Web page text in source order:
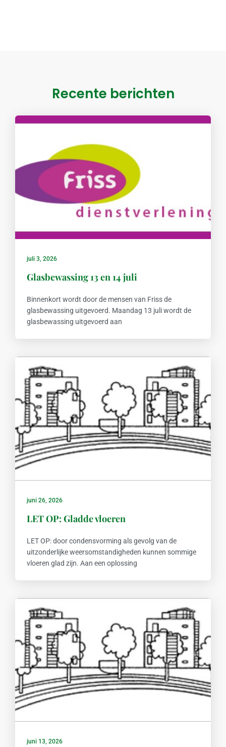
Recente berichten
juli 3, 2026
Glasbewassing 13 en 14 juli
Binnenkort wordt door de mensen van Friss de
glasbewassing uitgevoerd. Maandag 13 juli wordt de
glasbewassing uitgevoerd aan
juni 26, 2026
LET OP: Gladde vloeren
LET OP: door condensvorming als gevolg van de
uitzonderlijke weersomstandigheden kunnen sommige
vloeren glad zijn. Aan een oplossing
juni 13, 2026